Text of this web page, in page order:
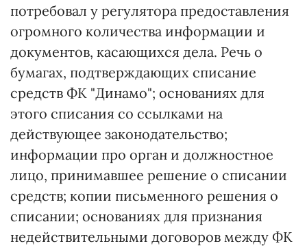
потребовал у регулятора предоставления
огромного количества информации и
документов, касающихся дела. Речь о
бумагах, подтверждающих списание
средств ФК "Динамо"; основаниях для
этого списания со ссылками на
действующее законодательство;
информации про орган и должностное
лицо, принимавшее решение о списании
средств; копии письменного решения о
списании; основаниях для признания
недействительными договоров между ФК